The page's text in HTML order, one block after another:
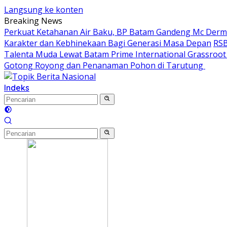
Langsung ke konten
Breaking News
Perkuat Ketahanan Air Baku, BP Batam Gandeng Mc
Karakter dan Kebhinekaan Bagi Generasi Masa Depan
Talenta Muda Lewat Batam Prime International Grassroot
Gotong Royong dan Penanaman Pohon di Tarutung ‎
Indeks